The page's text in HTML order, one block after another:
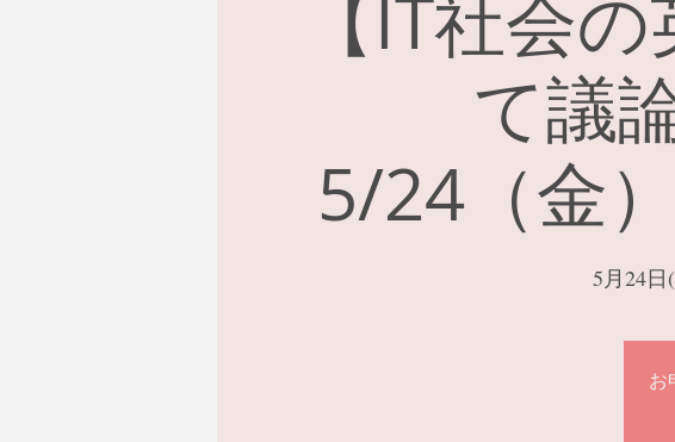
【IT社会
て議
5/24（金
5月24日
お